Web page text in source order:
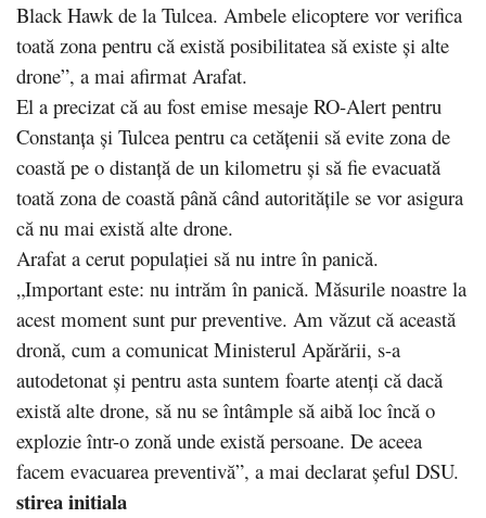
Black Hawk de la Tulcea. Ambele elicoptere vor verifica
toată zona pentru că există posibilitatea să existe şi alte
drone”, a mai afirmat Arafat.
El a precizat că au fost emise mesaje RO-Alert pentru
Constanţa şi Tulcea pentru ca cetăţenii să evite zona de
coastă pe o distanţă de un kilometru şi să fie evacuată
toată zona de coastă până când autorităţile se vor asigura
că nu mai există alte drone.
Arafat a cerut populaţiei să nu intre în panică.
„Important este: nu intrăm în panică. Măsurile noastre la
acest moment sunt pur preventive. Am văzut că această
dronă, cum a comunicat Ministerul Apărării, s-a
autodetonat şi pentru asta suntem foarte atenţi că dacă
există alte drone, să nu se întâmple să aibă loc încă o
explozie într-o zonă unde există persoane. De aceea
facem evacuarea preventivă”, a mai declarat şeful DSU.
stirea initiala